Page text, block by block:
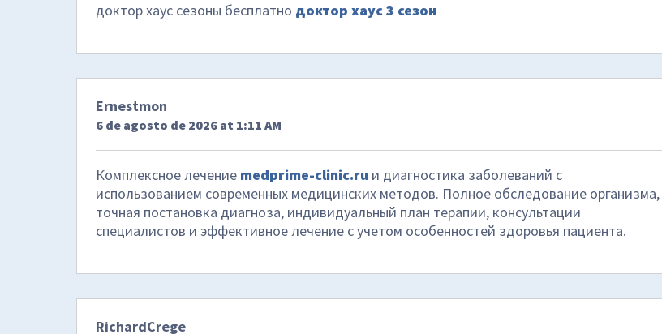
доктор хаус сезоны бесплатно доктор хаус 3 сезон
Ernestmon
6 de agosto de 2026 at 1:11 AM
Комплексное лечение medprime-clinic.ruи диагностика заболеваний с
использованием современных медицинских методов. Полное обследование организма,
точная постановка диагноза, индивидуальный план терапии, консультации
специалистов и эффективное лечение с учетом особенностей здоровья пациента.
RichardCrege